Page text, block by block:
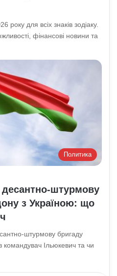
року для всіх знаків зодіаку.
фінансові новини та
Политика
штурмову
з Україною: що
штурмову бригаду
Ільюкевич та чи